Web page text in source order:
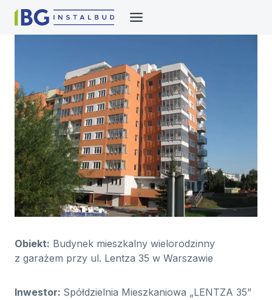
Przejdź
treści
Obiekt: Budynek mieszkalny wielorodzinny
z garażem przy ul. Lentza 35 w Warszawie
Inwestor: Spółdzielnia Mieszkaniowa „LENTZA 35”